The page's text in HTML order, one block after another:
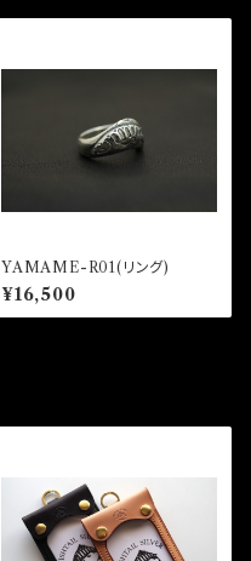
YAMAME-R01(リング)
¥16,500